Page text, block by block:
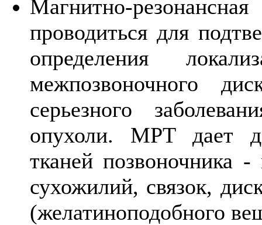
Maгнитно-
проводиться для
определения
межпозвоночного
серьезного
опухоли. MРТ дает
тканей позвоночника
сухожилий, связок,
(желатиноподобного